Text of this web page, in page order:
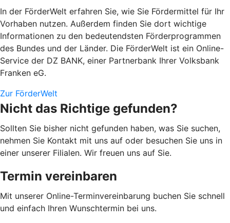
In der FörderWelt erfahren Sie, wie Sie Fördermittel für Ihr
Vorhaben nutzen. Außerdem finden Sie dort wichtige
Informationen zu den bedeutendsten Förderprogrammen
des Bundes und der Länder. Die FörderWelt ist ein Online-
Service der DZ BANK, einer Partnerbank Ihrer Volksbank
Franken eG.
Zur FörderWelt
Nicht das Richtige gefunden?
Sollten Sie bisher nicht gefunden haben, was Sie suchen,
nehmen Sie Kontakt mit uns auf oder besuchen Sie uns in
einer unserer Filialen. Wir freuen uns auf Sie.
Termin vereinbaren
Mit unserer Online-Terminvereinbarung buchen Sie schnell
und einfach Ihren Wunschtermin bei uns.